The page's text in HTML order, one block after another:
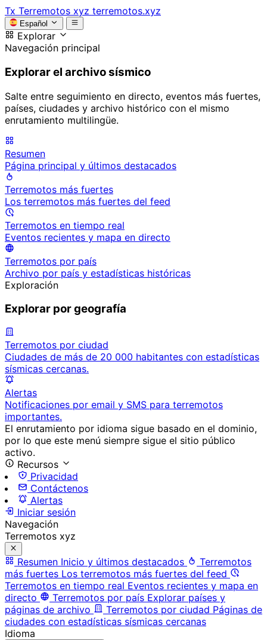
Tx Terremotos xyz terremotos.xyz
Español
Explorar
Navegación principal
Explorar el archivo sísmico
Salte entre seguimiento en directo, eventos más fuertes,
países, ciudades y archivo histórico con el mismo
enrutamiento multilingüe.
Resumen
Página principal y últimos destacados
Terremotos más fuertes
Los terremotos más fuertes del feed
Terremotos en tiempo real
Eventos recientes y mapa en directo
Terremotos por país
Archivo por país y estadísticas históricas
Exploración
Explorar por geografía
Terremotos por ciudad
Ciudades de más de 20 000 habitantes con estadísticas
sísmicas cercanas.
Alertas
Notificaciones por email y SMS para terremotos
importantes.
El enrutamiento por idioma sigue basado en el dominio,
por lo que este menú siempre sigue el sitio público
activo.
Recursos
Privacidad
Contáctenos
Alertas
Iniciar sesión
Navegación
Terremotos xyz
Resumen Inicio y últimos destacados
Terremotos
más fuertes Los terremotos más fuertes del feed
Terremotos en tiempo real Eventos recientes y mapa en
directo
Terremotos por país Explorar países y
páginas de archivo
Terremotos por ciudad Páginas de
ciudades con estadísticas sísmicas cercanas
Idioma